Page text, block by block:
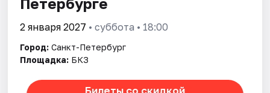
2 января 2027 • суббота • 18:00
Город: Санкт-Петербург
Площадка: БКЗ